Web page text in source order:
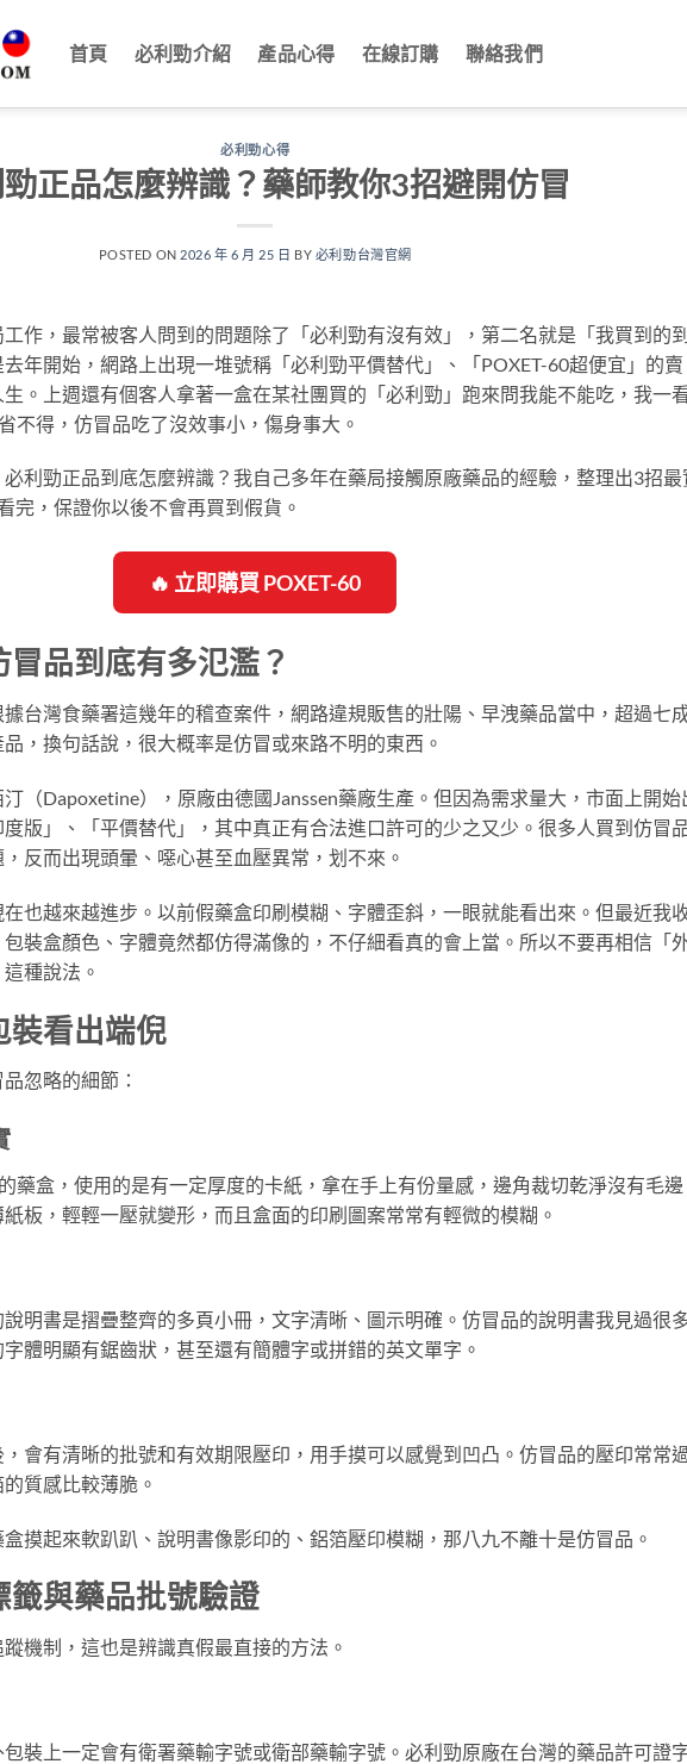
首頁 必利勁介紹 產品心得 在線訂購 聯絡我們
必利勁心得
正品怎麼辨識？藥師教你3招避開仿冒
POSTED ON 2026 年 6 月 25 日 BY 必利勁台灣官網
作，最常被客人問到的問題除了「必利勁有沒有效」，第二名就是「我買到的
年開始，網路上出現一堆號稱「必利勁平價替代」、「POXET-60超便宜」的賣
。上週還有個客人拿著一盒在某社團買的「必利勁」跑來問我能不能吃，我一
得，仿冒品吃了沒效事小，傷身事大。
利勁正品到底怎麼辨識？我自己多年在藥局接觸原廠藥品的經驗，整理出3招最
完，保證你以後不會再買到假貨。
🔥 立即購買 POXET-60
品到底有多氾濫？
台灣食藥署這幾年的稽查案件，網路違規販售的壯陽、早洩藥品當中，超過七
，換句話說，很大概率是仿冒或來路不明的東西。
（Dapoxetine），原廠由德國Janssen藥廠生產。但因為需求量大，市面上開始
版」、「平價替代」，其中真正有合法進口許可的少之又少。很多人買到仿冒
反而出現頭暈、噁心甚至血壓異常，划不來。
也越來越進步。以前假藥盒印刷模糊、字體歪斜，一眼就能看出來。但最近我
裝盒顏色、字體竟然都仿得滿像的，不仔細看真的會上當。所以不要再相信「
種說法。
裝看出端倪
忽略的細節：
藥盒，使用的是有一定厚度的卡紙，拿在手上有份量感，邊角裁切乾淨沒有毛邊
板，輕輕一壓就變形，而且盒面的印刷圖案常常有輕微的模糊。
明書是摺疊整齊的多頁小冊，文字清晰、圖示明確。仿冒品的說明書我見過很
體明顯有鋸齒狀，甚至還有簡體字或拼錯的英文單字。
會有清晰的批號和有效期限壓印，用手摸可以感覺到凹凸。仿冒品的壓印常常
質感比較薄脆。
摸起來軟趴趴、說明書像影印的、鋁箔壓印模糊，那八九不離十是仿冒品。
籤與藥品批號驗證
機制，這也是辨識真假最直接的方法。
裝上一定會有衛署藥輸字號或衛部藥輸字號。必利勁原廠在台灣的藥品許可證